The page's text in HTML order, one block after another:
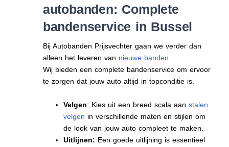
autobanden: Complete
bandenservice in Bussel
Bij Autobanden Prijsvechter gaan we verder dan
alleen het leveren van nieuwe banden.
Wij bieden een complete bandenservice om ervoor
te zorgen dat jouw auto altijd in topconditie is.
Velgen: Kies uit een breed scala aan stalen
velgen in verschillende maten en stijlen om
de look van jouw auto compleet te maken.
Uitlijnen: Een goede uitlijning is essentieel